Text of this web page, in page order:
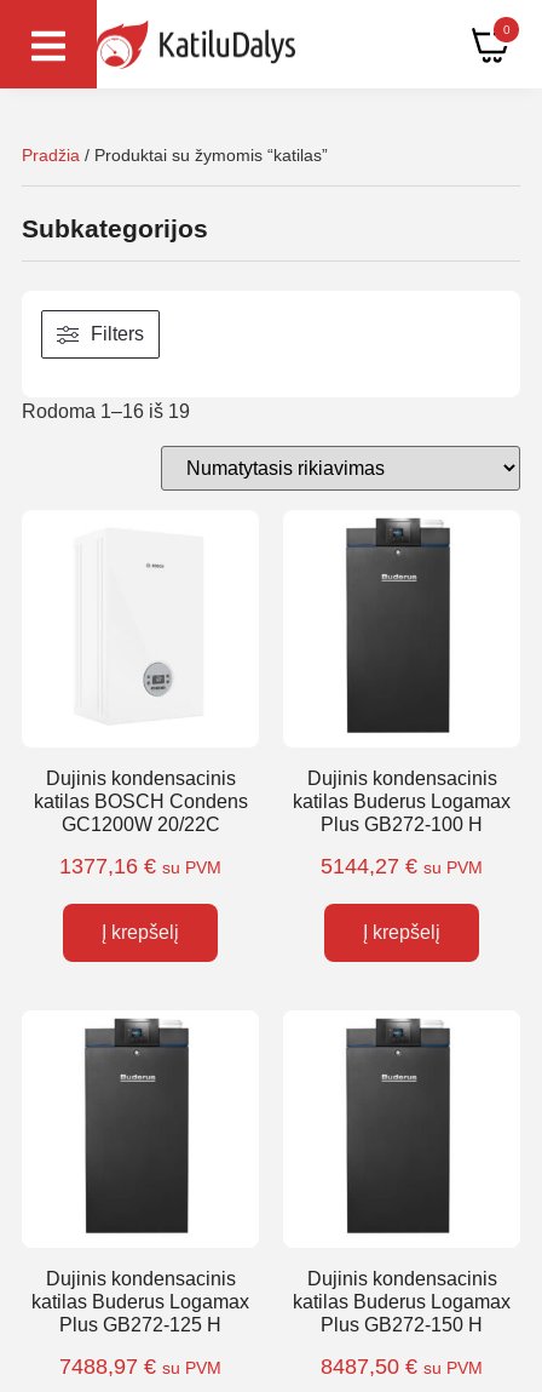
0
Pradžia / Produktai su žymomis “katilas”
Subkategorijos
Filters
Rodoma 1–16 iš 19
Dujinis kondensacinis
katilas BOSCH Condens
GC1200W 20/22C
1377,16 € su PVM
Į krepšelį
Dujinis kondensacinis
katilas Buderus Logamax
Plus GB272-100 H
5144,27 € su PVM
Į krepšelį
Dujinis kondensacinis
katilas Buderus Logamax
Plus GB272-125 H
7488,97 € su PVM
Dujinis kondensacinis
katilas Buderus Logamax
Plus GB272-150 H
8487,50 € su PVM